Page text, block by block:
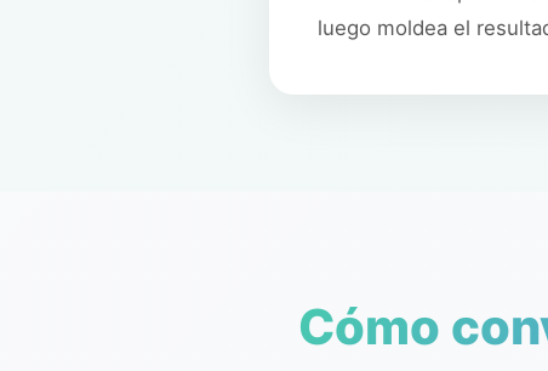
luego moldea el
Cómo